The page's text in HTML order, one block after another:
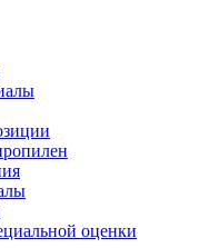
оценки